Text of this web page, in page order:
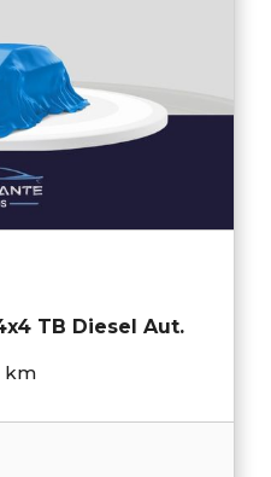
TB Diesel Aut.
km